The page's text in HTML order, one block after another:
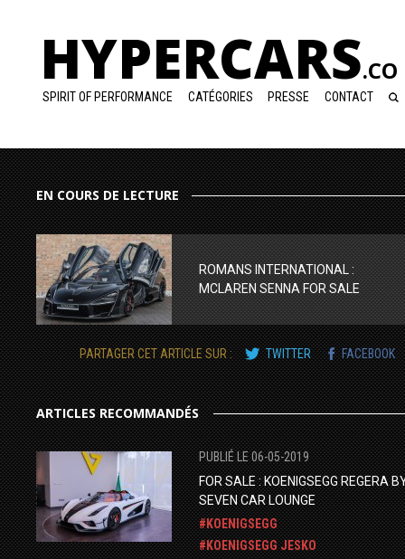
HYPERCARS.CO
SPIRIT OF PERFORMANCE CATÉGORIES PRESSE CONTACT
EN COURS DE LECTURE
ROMANS INTERNATIONAL :
MCLAREN SENNA FOR SALE
PARTAGER CET ARTICLE SUR : TWITTER FACEBOOK
ARTICLES RECOMMANDÉS
PUBLIÉ LE 06-05-2019
FOR SALE : KOENIGSEGG REGERA
SEVEN CAR LOUNGE
KOENIGSEGG
KOENIGSEGG JESKO